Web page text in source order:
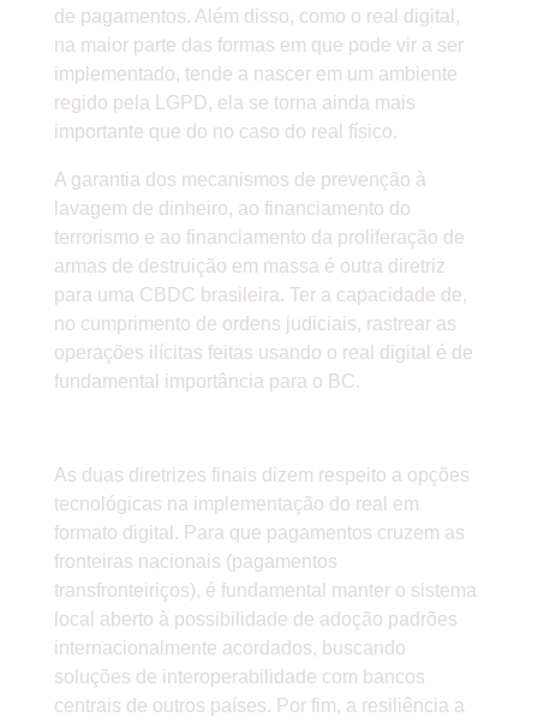
de pagamentos. Além disso, como o real digital,
na maior parte das formas em que pode vir a ser
implementado, tende a nascer em um ambiente
regido pela LGPD, ela se torna ainda mais
importante que do no caso do real físico.
A garantia dos mecanismos de prevenção à
lavagem de dinheiro, ao financiamento do
terrorismo e ao financiamento da proliferação de
armas de destruição em massa é outra diretriz
para uma CBDC brasileira. Ter a capacidade de,
no cumprimento de ordens judiciais, rastrear as
operações ilícitas feitas usando o real digital é de
fundamental importância para o BC.
As duas diretrizes finais dizem respeito a opções
tecnológicas na implementação do real em
formato digital. Para que pagamentos cruzem as
fronteiras nacionais (pagamentos
transfronteiriços), é fundamental manter o sistema
local aberto à possibilidade de adoção padrões
internacionalmente acordados, buscando
soluções de interoperabilidade com bancos
centrais de outros países. Por fim, a resiliência a